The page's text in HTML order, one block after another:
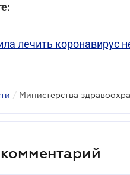
лечить коронавирус
/